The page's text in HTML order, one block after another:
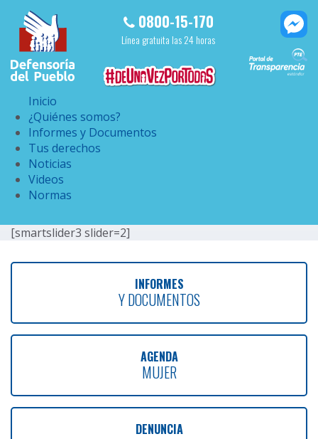
0800-15-170
Línea gratuita las 24 horas
Inicio
¿Quiénes somos?
Informes y Documentos
Tus derechos
Noticias
Videos
Normas
[smartslider3 slider=2]
INFORMES
Y DOCUMENTOS
AGENDA
MUJER
DENUNCIA